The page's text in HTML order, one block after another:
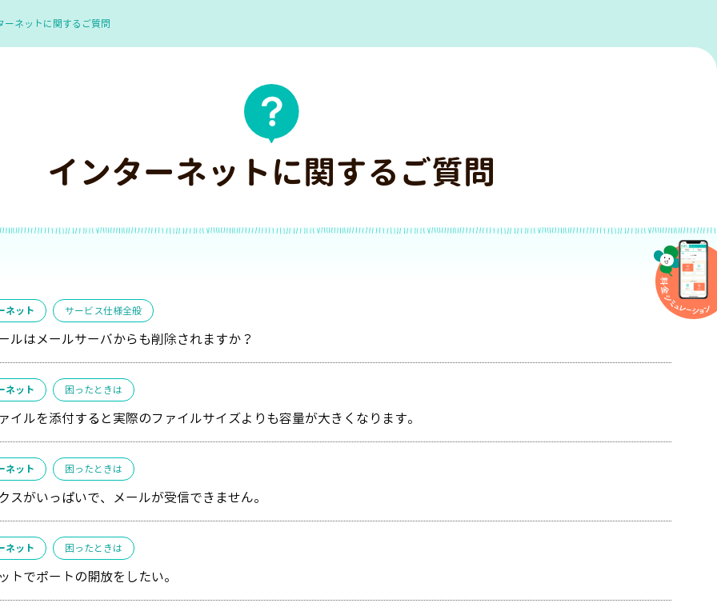
ーネットに関するご質問
インターネットに関するご質問
ネット サービス仕様全般
ルはメールサーバからも削除されますか？
ネット 困ったときは
イルを添付すると実際のファイルサイズよりも容量が大きくなります。
ネット 困ったときは
スがいっぱいで、メールが受信できません。
ネット 困ったときは
トでポートの開放をしたい。